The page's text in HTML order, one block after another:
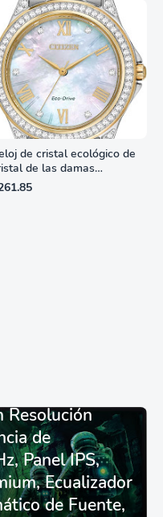
de cristal ecológico de
de las damas
3 manos,
de números
27”
Resolución
de
Panel IPS,
Ecualizador
de Fuente,